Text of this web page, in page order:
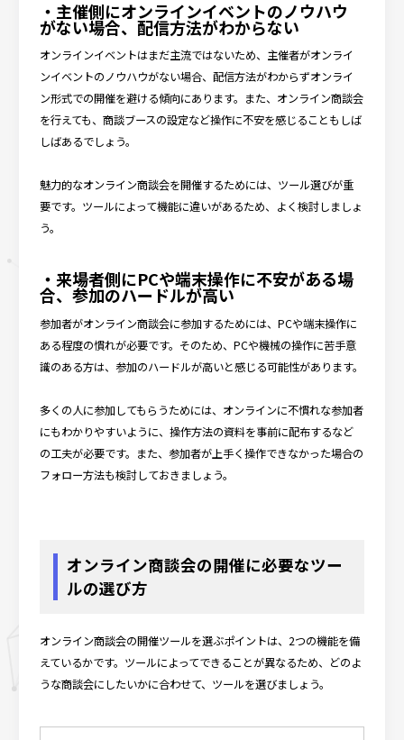
・主催側にオンラインイベントのノウハウ
がない場合、配信方法がわからない
オンラインイベントはまだ主流ではないため、主催者がオンライ
ンイベントのノウハウがない場合、配信方法がわからずオンライ
ン形式での開催を避ける傾向にあります。また、オンライン商談会
を行えても、商談ブースの設定など操作に不安を感じることもしば
しばあるでしょう。
魅力的なオンライン商談会を開催するためには、ツール選びが重
要です。ツールによって機能に違いがあるため、よく検討しましょ
う。
・来場者側にPCや端末操作に不安がある場
合、参加のハードルが高い
参加者がオンライン商談会に参加するためには、PCや端末操作に
ある程度の慣れが必要です。そのため、PCや機械の操作に苦手意
識のある方は、参加のハードルが高いと感じる可能性があります。
多くの人に参加してもらうためには、オンラインに不慣れな参加者
にもわかりやすいように、操作方法の資料を事前に配布するなど
の工夫が必要です。また、参加者が上手く操作できなかった場合の
フォロー方法も検討しておきましょう。
オンライン商談会の開催に必要なツー
ルの選び方
オンライン商談会の開催ツールを選ぶポイントは、2つの機能を備
えているかです。ツールによってできることが異なるため、どのよ
うな商談会にしたいかに合わせて、ツールを選びましょう。